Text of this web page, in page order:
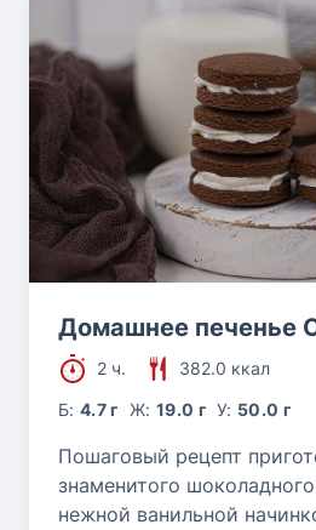
Домашнее печенье
2 ч.
382.0 ккал
Б:4.7 г Ж: 19.0 г У: 50.0 г
Пошаговый рецепт
знаменитого
нежной ванильной